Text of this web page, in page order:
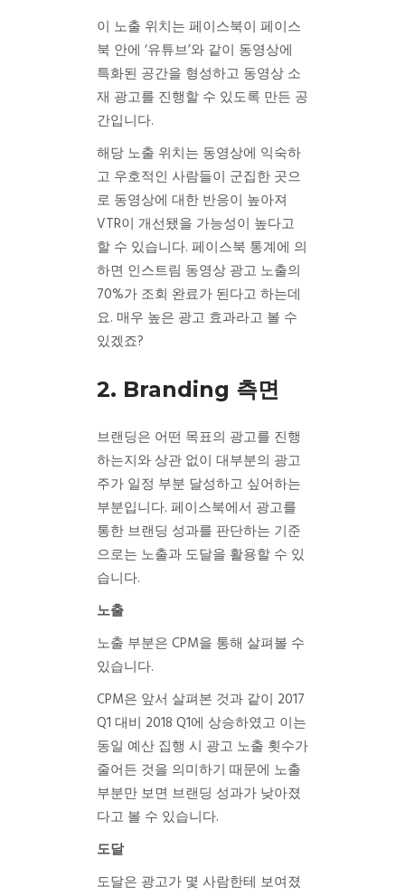
이 노출 위치는 페이스북이 페이스
북 안에 ‘유튜브’와 같이 동영상에
특화된 공간을 형성하고 동영상 소
재 광고를 진행할 수 있도록 만든 공
간입니다.
해당 노출 위치는 동영상에 익숙하
고 우호적인 사람들이 군집한 곳으
로 동영상에 대한 반응이 높아져
VTR이 개선됐을 가능성이 높다고
할 수 있습니다. 페이스북 통계에 의
하면 인스트림 동영상 광고 노출의
70%가 조회 완료가 된다고 하는데
요. 매우 높은 광고 효과라고 볼 수
있겠죠?
2. Branding 측면
브랜딩은 어떤 목표의 광고를 진행
하는지와 상관 없이 대부분의 광고
주가 일정 부분 달성하고 싶어하는
부분입니다. 페이스북에서 광고를
통한 브랜딩 성과를 판단하는 기준
으로는 노출과 도달을 활용할 수 있
습니다.
노출
노출 부분은 CPM을 통해 살펴볼 수
있습니다.
CPM은 앞서 살펴본 것과 같이 2017
Q1 대비 2018 Q1에 상승하였고 이는
동일 예산 집행 시 광고 노출 횟수가
줄어든 것을 의미하기 때문에 노출
부분만 보면 브랜딩 성과가 낮아졌
다고 볼 수 있습니다.
도달
도달은 광고가 몇 사람한테 보여졌